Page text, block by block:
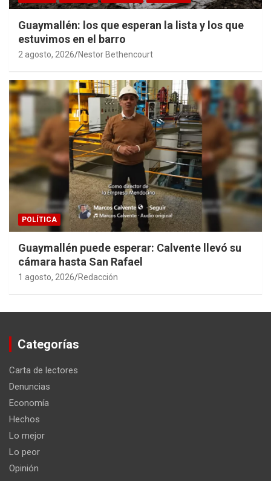
Guaymallén: los que esperan la lista y los que
estuvimos en el barro
2 agosto, 2026 Nestor Bethencourt
POLÍTICA
Guaymallén puede esperar: Calvente llevó su
cámara hasta San Rafael
1 agosto, 2026 Redacción
Categorías
Carta de lectores
Denuncias
Economía
Hechos
Lo mejor
Lo peor
Opinión